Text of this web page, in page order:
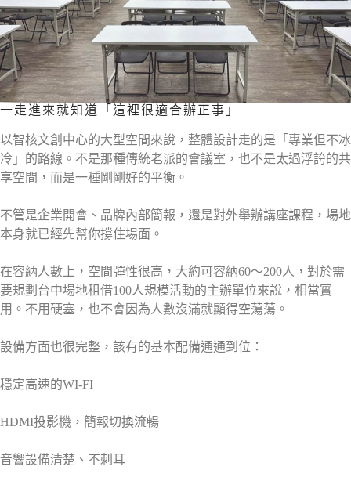
一走進來就知道「這裡很適合辦正事」
以智核文創中心的大型空間來說，整體設計走的是「專業但不冰
冷」的路線。不是那種傳統老派的會議室，也不是太過浮誇的共
享空間，而是一種剛剛好的平衡。
不管是企業開會、品牌內部簡報，還是對外舉辦講座課程，場地
本身就已經先幫你撐住場面。
在容納人數上，空間彈性很高，大約可容納60～200人，對於需
要規劃台中場地租借100人規模活動的主辦單位來說，相當實
用。不用硬塞，也不會因為人數沒滿就顯得空蕩蕩。
設備方面也很完整，該有的基本配備通通到位：
穩定高速的WI-FI
HDMI投影機，簡報切換流暢
音響設備清楚、不刺耳